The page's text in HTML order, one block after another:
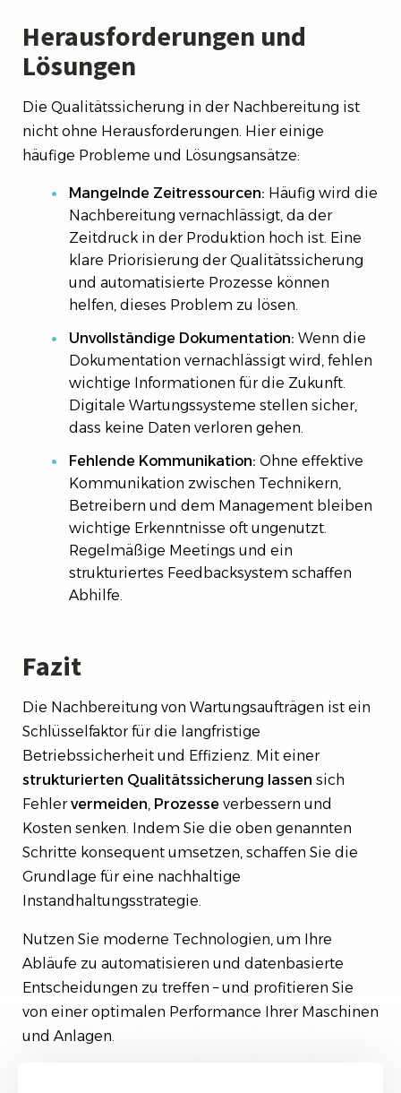
Herausforderungen und
Lösungen
Die Qualitätssicherung in der Nachbereitung ist
nicht ohne Herausforderungen. Hier einige
häufige Probleme und Lösungsansätze:
Mangelnde Zeitressourcen: Häufig wird die
Nachbereitung vernachlässigt, da der
Zeitdruck in der Produktion hoch ist. Eine
klare Priorisierung der Qualitätssicherung
und automatisierte Prozesse können
helfen, dieses Problem zu lösen.
Unvollständige Dokumentation: Wenn die
Dokumentation vernachlässigt wird, fehlen
wichtige Informationen für die Zukunft.
Digitale Wartungssysteme stellen sicher,
dass keine Daten verloren gehen.
Fehlende Kommunikation: Ohne effektive
Kommunikation zwischen Technikern,
Betreibern und dem Management bleiben
wichtige Erkenntnisse oft ungenutzt.
Regelmäßige Meetings und ein
strukturiertes Feedbacksystem schaffen
Abhilfe.
Fazit
Die Nachbereitung von Wartungsaufträgen ist ein
Schlüsselfaktor für die langfristige
Betriebssicherheit und Effizienz. Mit einer
strukturierten Qualitätssicherung lassen sich
Fehler vermeiden, Prozesse verbessern und
Kosten senken. Indem Sie die oben genannten
Schritte konsequent umsetzen, schaffen Sie die
Grundlage für eine nachhaltige
Instandhaltungsstrategie.
Nutzen Sie moderne Technologien, um Ihre
Abläufe zu automatisieren und datenbasierte
Entscheidungen zu treffen – und profitieren Sie
von einer optimalen Performance Ihrer Maschinen
und Anlagen.